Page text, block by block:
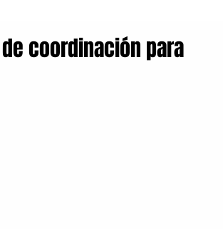
coordinación para